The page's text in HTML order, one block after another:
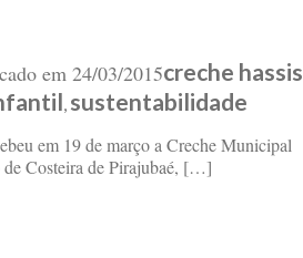
em 24/03/2015creche hassis
sustentabilidade
em 19 de março a Creche Municipal
de Costeira de Pirajubaé, […]